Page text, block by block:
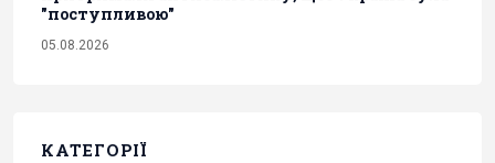
"поступливою"
05.08.2026
КАТЕГОРІЇ